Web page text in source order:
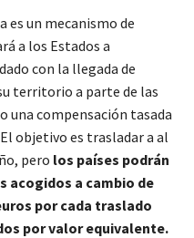
un mecanismo de
a los Estados a
con la llegada de
territorio a parte de las
una compensación tasada
objetivo es trasladar a al
pero los países podrán
acogidos a cambio de
por cada traslado
por valor equivalente.